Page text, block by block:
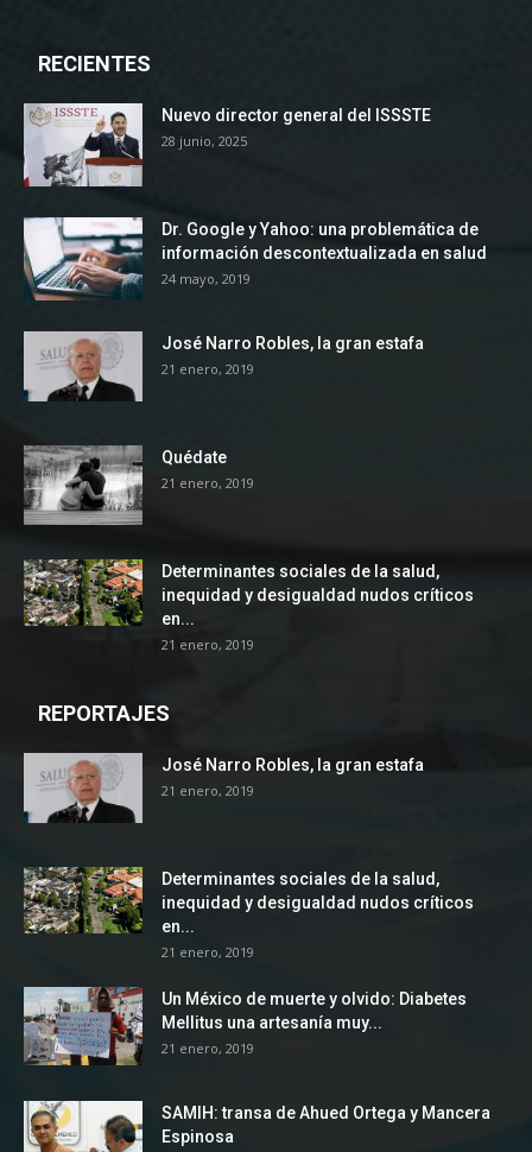
RECIENTES
Nuevo director general del ISSSTE
28 junio, 2025
Dr. Google y Yahoo: una problemática de
información descontextualizada en salud
24 mayo, 2019
José Narro Robles, la gran estafa
21 enero, 2019
Quédate
21 enero, 2019
Determinantes sociales de la salud,
inequidad y desigualdad nudos críticos
en...
21 enero, 2019
REPORTAJES
José Narro Robles, la gran estafa
21 enero, 2019
Determinantes sociales de la salud,
inequidad y desigualdad nudos críticos
en...
21 enero, 2019
Un México de muerte y olvido: Diabetes
Mellitus una artesanía muy...
21 enero, 2019
SAMIH: transa de Ahued Ortega y Mancera
Espinosa